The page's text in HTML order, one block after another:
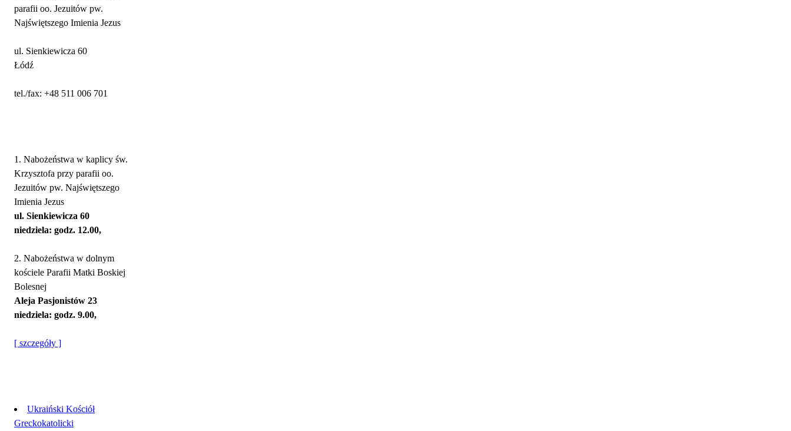
parafii oo. Jezuitów pw.
Najświętszego Imienia Jezus
ul. Sienkiewicza 60
Łódź
tel./fax: +48 511 006 701
1. Nabożeństwa w kaplicy św.
Krzysztofa przy parafii oo.
Jezuitów pw. Najświętszego
Imienia Jezus
ul. Sienkiewicza 60
niedziela: godz. 12.00,
2. Nabożeństwa w dolnym
kościele Parafii Matki Boskiej
Bolesnej
Aleja Pasjonistów 23
niedziela: godz. 9.00,
[ szczegóły ]
Ukraiński Kościół
Greckokatolicki